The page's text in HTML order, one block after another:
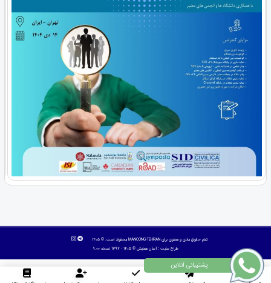
تمام حقوق مادی و معنوی برای MANCONG-TEHRAN محفوظ است. © ۱۴۰۵
طراح سایت :آسان همایش © ۱۴۰۵ - 1392 نسخه 9.00